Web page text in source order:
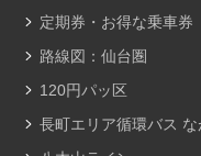
定期券・お得な乗車券
路線図：仙台圏
120円パッ区
長町エリア循環バス